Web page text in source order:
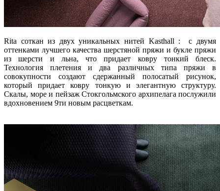
Rita соткан из двух уникальных нитей Kasthall : с двумя
оттенками лучшего качества шерстяной пряжи и букле пряжи
из шерсти и льна, что придает ковру тонкий блеск.
Технология плетения и два различных типа пряжи в
совокупности создают сдержанный полосатый рисунок,
который придает ковру тонкую и элегантную структуру.
Скалы, море и пейзаж Стокгольмского архипелага послужили
вдохновением 9ти новым расцветкам.